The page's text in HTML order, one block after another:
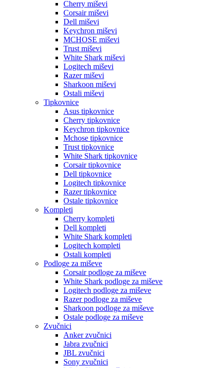
Cherry miševi
Corsair miševi
Dell miševi
Keychron miševi
MCHOSE miševi
Trust miševi
White Shark miševi
Logitech miševi
Razer miševi
Sharkoon miševi
Ostali miševi
Tipkovnice
Asus tipkovnice
Cherry tipkovnice
Keychron tipkovnice
Mchose tipkovnice
Trust tipkovnice
White Shark tipkovnice
Corsair tipkovnice
Dell tipkovnice
Logitech tipkovnice
Razer tipkovnice
Ostale tipkovnice
Kompleti
Cherry kompleti
Dell kompleti
White Shark kompleti
Logitech kompleti
Ostali kompleti
Podloge za miševe
Corsair podloge za miševe
White Shark podloge za miševe
Logitech podloge za miševe
Razer podloge za miševe
Sharkoon podloge za miševe
Ostale podloge za miševe
Zvučnici
Anker zvučnici
Jabra zvučnici
JBL zvučnici
Sony zvučnici